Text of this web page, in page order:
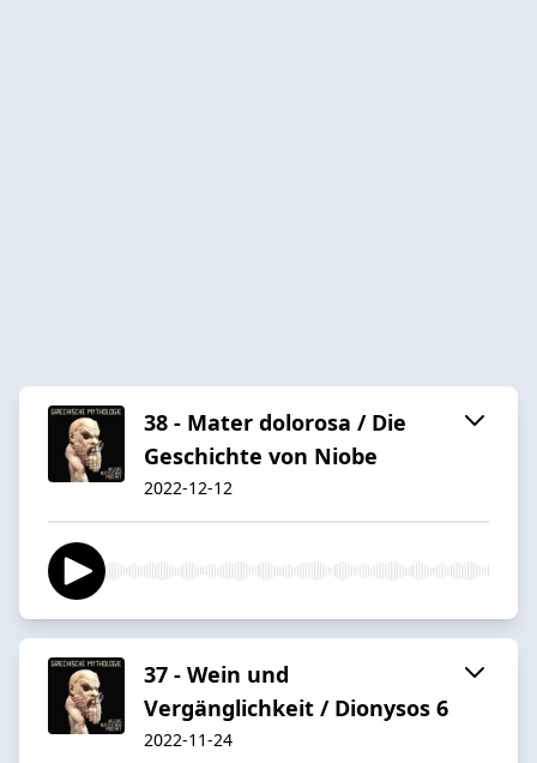
38 - Mater dolorosa / Die
Geschichte von Niobe
2022-12-12
37 - Wein und
Vergänglichkeit / Dionysos 6
2022-11-24